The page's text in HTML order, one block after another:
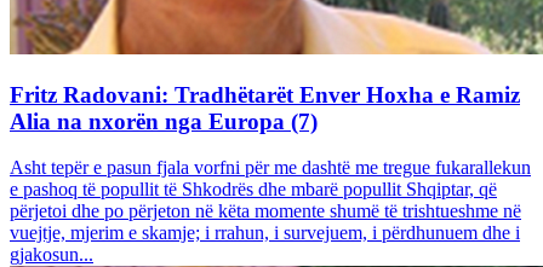
Fritz Radovani: Tradhëtarët Enver Hoxha e Ramiz
Alia na nxorën nga Europa (7)
Asht tepër e pasun fjala vorfni për me dashtë me tregue fukarallekun
e pashoq të popullit të Shkodrës dhe mbarë popullit Shqiptar, që
përjetoi dhe po përjeton në këta momente shumë të trishtueshme në
vuejtje, mjerim e skamje; i rrahun, i survejuem, i përdhunuem dhe i
gjakosun...